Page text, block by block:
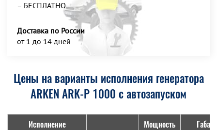
– БЕСПЛАТНО
Доставка по России
от 1 до 14 дней
Цены на варианты исполнения генератора
ARKEN ARK-P 1000 с автозапуском
Исполнение Мощность